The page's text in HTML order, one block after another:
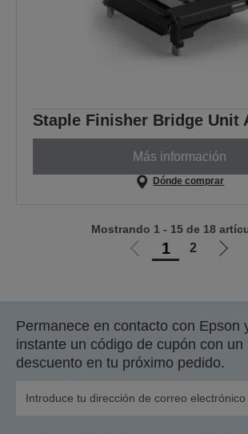
Staple Finisher Bridge Unit
Más información
Dónde comprar
Ir
anterior
1 2
Ir
Mostrando 1 - 15 de 18
Permanece en contacto con Epson
instante un código de cupón con un
descuento en tu próximo pedido.